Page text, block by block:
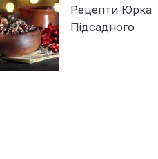
Рецепти Юрка
Підсадного